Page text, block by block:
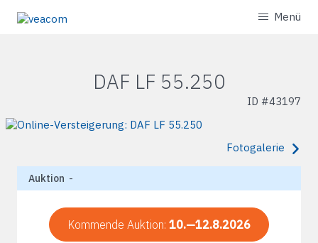
Menü
DAF LF 55.250
ID #43197
Fotogalerie
Auktion -
Kommende Auktion: 10.—12.8.2026